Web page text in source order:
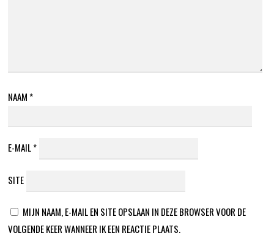
NAAM *
E-MAIL*
SITE
MIJN NAAM, E-MAIL EN SITE OPSLAAN IN DEZE BROWSER VOOR DE
VOLGENDE KEER WANNEER IK EEN REACTIE PLAATS.